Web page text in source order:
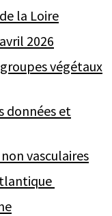
la Loire
2026
végétaux
données et
vasculaires